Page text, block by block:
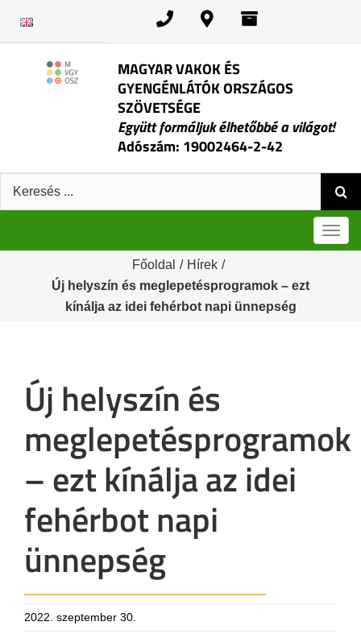
MAGYAR VAKOK ÉS
GYENGÉNLÁTÓK ORSZÁGOS
SZÖVETSÉGE
Együtt formáljuk élhetőbbé a világot!
Adószám: 19002464-2-42
Keresés:
Főoldal / Hírek /
Új helyszín és meglepetésprogramok – ezt
kínálja az idei fehérbot napi ünnepség
Új helyszín és
meglepetésprogramok
– ezt kínálja az idei
fehérbot napi
ünnepség
2022. szeptember 30.